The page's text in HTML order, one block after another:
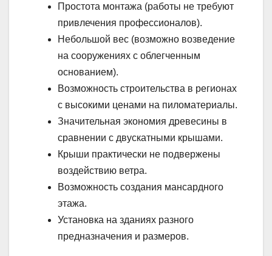
Простота монтажа (работы не требуют
привлечения профессионалов).
Небольшой вес (возможно возведение
на сооружениях с облегченным
основанием).
Возможность строительства в регионах
с высокими ценами на пиломатериалы.
Значительная экономия древесины в
сравнении с двускатными крышами.
Крыши практически не подвержены
воздействию ветра.
Возможность создания мансардного
этажа.
Установка на зданиях разного
предназначения и размеров.